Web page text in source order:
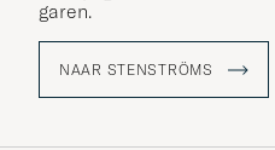
garen.
NAAR STENSTRÖMS